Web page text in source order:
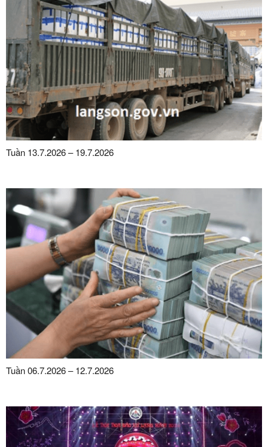
Tuần 13.7.2026 – 19.7.2026
Tuần 06.7.2026 – 12.7.2026